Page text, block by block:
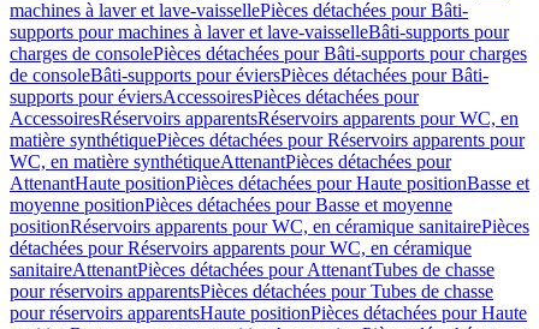
machines à laver et lave-vaissellePièces détachées pour Bâti-
supports pour machines à laver et lave-vaisselleBâti-supports pour
charges de consolePièces détachées pour Bâti-supports pour charges
de consoleBâti-supports pour éviersPièces détachées pour Bâti-
supports pour éviersAccessoiresPièces détachées pour
AccessoiresRéservoirs apparentsRéservoirs apparents pour WC, en
matière synthétiquePièces détachées pour Réservoirs apparents pour
WC, en matière synthétiqueAttenantPièces détachées pour
AttenantHaute positionPièces détachées pour Haute positionBasse et
moyenne positionPièces détachées pour Basse et moyenne
positionRéservoirs apparents pour WC, en céramique sanitairePièces
détachées pour Réservoirs apparents pour WC, en céramique
sanitaireAttenantPièces détachées pour AttenantTubes de chasse
pour réservoirs apparentsPièces détachées pour Tubes de chasse
pour réservoirs apparentsHaute positionPièces détachées pour Haute